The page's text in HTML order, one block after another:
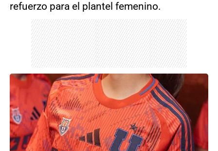
refuerzo para el plantel femenino.